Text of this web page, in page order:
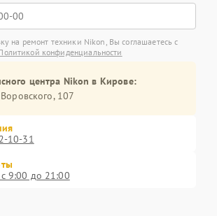
на ремонт техники Nikon, Вы соглашаетесь с
конфиденциальности
центра Nikon в Кирове:
107
10-31
9:00 до 21:00